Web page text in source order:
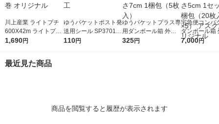
川上産業 ライトプチ
600X42m ライトプチ
(R) 幅600mm×42m巻
1,690円
ゆうパケットポスト発
送用シール SP3701 1
パック（20枚入） 今
110円
ゆうパケットプラス専
用ダンボール箱 外寸
法：縦24cm×横17cm
325円
宅急便コンパ
ダンボール箱
法：縦20cm×
7,000円
最近見た商品
商品を閲覧すると履歴が表示されます